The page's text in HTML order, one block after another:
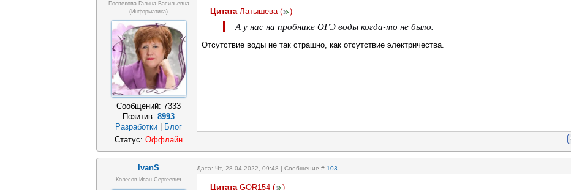
Поспелова Галина Васильевна
(информатика)
Сообщений: 7333
Позитив: 8993
Разработки
Блог
Цитата Латышева( )
А у нас на пробнике ОГЭ воды когда-то не было.
Отсутствие воды не так страшно, как отсутствие электричества.
Статус: Оффлайн
IvanS Дата: Чт, 28.04.2022, 09:48 | Сообщение # 103
Колесов Иван Сергеевич
Цитата GOR154 ( )